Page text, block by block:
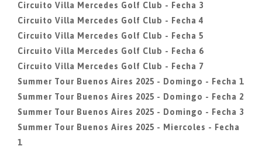
Circuito Villa Mercedes Golf Club - Fecha 3
Circuito Villa Mercedes Golf Club - Fecha 4
Circuito Villa Mercedes Golf Club - Fecha 5
Circuito Villa Mercedes Golf Club - Fecha 6
Circuito Villa Mercedes Golf Club - Fecha 7
Summer Tour Buenos Aires 2025 - Domingo - Fecha 1
Summer Tour Buenos Aires 2025 - Domingo - Fecha 2
Summer Tour Buenos Aires 2025 - Domingo - Fecha 3
Summer Tour Buenos Aires 2025 - Miercoles - Fecha
1